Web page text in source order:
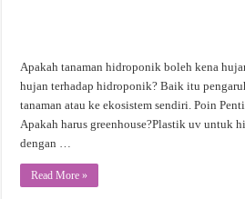
Apakah tanaman hidroponik boleh kena
hujan terhadap hidroponik? Baik itu
tanaman atau ke ekosistem sendiri. Poin
Apakah harus greenhouse?Plastik uv untuk
dengan …
Read More »